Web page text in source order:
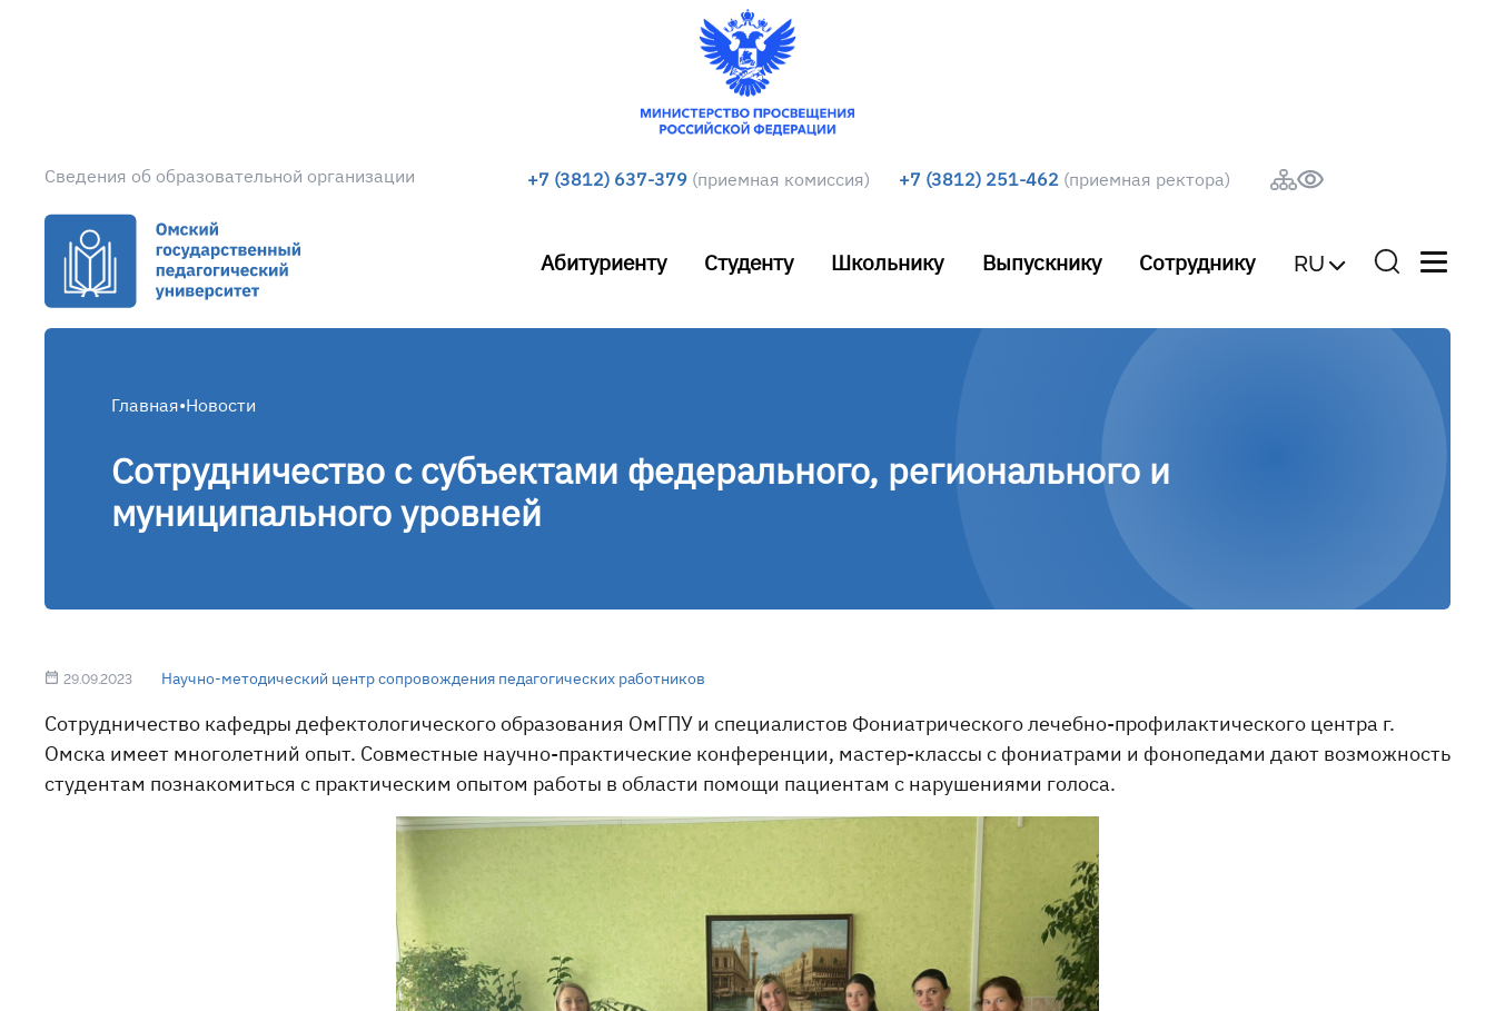
Сведения об образовательной организации +7 (3812) 637-379 (приемная комиссия) +7 (3812) 251-462 (приемная ректора)
Абитуриенту Студенту Школьнику Выпускнику Сотруднику RU
Главная•Новости
Сотрудничество с субъектами федерального, регионального и
муниципального уровней
29.09.2023 Научно-методический центр сопровождения педагогических работников
Сотрудничество кафедры дефектологического образования ОмГПУ и специалистов Фониатрического лечебно-профилактического центра г.
Омска имеет многолетний опыт. Совместные научно-практические конференции, мастер-классы с фониатрами и фонопедами дают возможность
студентам познакомиться с практическим опытом работы в области помощи пациентам с нарушениями голоса.